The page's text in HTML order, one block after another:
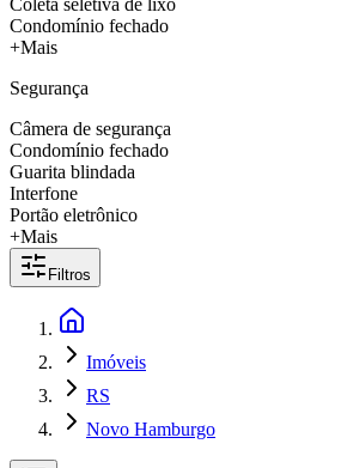
Coleta seletiva de lixo
Condomínio fechado
+Mais
Segurança
Câmera de segurança
Condomínio fechado
Guarita blindada
Interfone
Portão eletrônico
+Mais
Filtros
Imóveis
RS
Novo Hamburgo